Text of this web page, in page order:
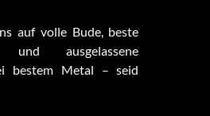
auf volle Bude, beste
und ausgelassene
bestem Metal – seid